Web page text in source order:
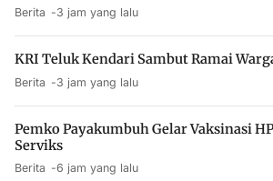
Berita 3 jam yang lalu
KRI Teluk Kendari Sambut Ramai
Berita 3 jam yang lalu
Pemko Payakumbuh Gelar Vaksinasi
Serviks
Berita 6 jam yang lalu